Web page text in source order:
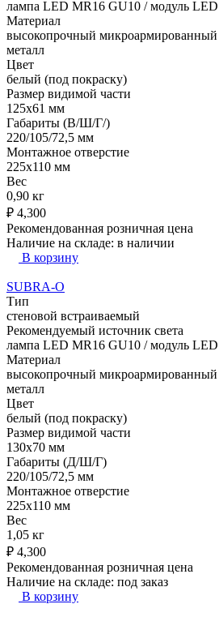
лампа LED MR16 GU10 / модуль
Материал
высокопрочный микроармированный
металл
Цвет
белый (под покраску)
Размер видимой части
125х61 мм
Габариты (В/Ш/Г/)
220/105/72,5 мм
Монтажное отверстие
225х110 мм
Вес
0,90 кг
₽ 4,300
Рекомендованная розничная цена
Наличие на складе: в наличии
В корзину
SUBRA-O
Тип
стеновой встраиваемый
Рекомендуемый источник света
лампа LED MR16 GU10 / модуль
Материал
высокопрочный микроармированный
металл
Цвет
белый (под покраску)
Размер видимой части
130х70 мм
Габариты (Д/Ш/Г)
220/105/72,5 мм
Монтажное отверстие
225х110 мм
Вес
1,05 кг
₽ 4,300
Рекомендованная розничная цена
Наличие на складе: под заказ
В корзину